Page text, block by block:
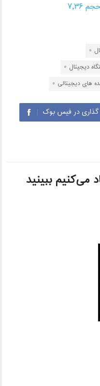
۷٫۳۶
دیجیتال
های دیجیتالی
گذاری در فیس بوک
می‌کنیم ببینید